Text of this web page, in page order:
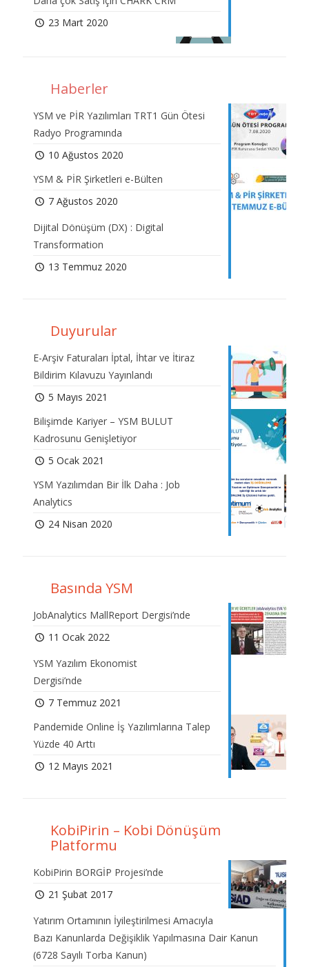
23 Mart 2020
Haberler
YSM ve PİR Yazılımları TRT1 Gün Ötesi
Radyo Programında
10 Ağustos 2020
YSM & PİR Şirketleri e-Bülten
7 Ağustos 2020
Dijital Dönüşüm (DX) : Digital
Transformation
13 Temmuz 2020
Duyurular
E-Arşiv Faturaları İptal, İhtar ve İtiraz
Bildirim Kılavuzu Yayınlandı
5 Mayıs 2021
Bilişimde Kariyer – YSM BULUT
Kadrosunu Genişletiyor
5 Ocak 2021
YSM Yazılımdan Bir İlk Daha : Job
Analytics
24 Nisan 2020
Basında YSM
JobAnalytics MallReport Dergisi’nde
11 Ocak 2022
YSM Yazılım Ekonomist
Dergisi’nde
7 Temmuz 2021
Pandemide Online İş Yazılımlarına Talep
Yüzde 40 Arttı
12 Mayıs 2021
KobiPirin – Kobi Dönüşüm
Platformu
KobiPirin BORGİP Projesi’nde
21 Şubat 2017
Yatırım Ortamının İyileştirilmesi Amacıyla
Bazı Kanunlarda Değişiklik Yapılmasına Dair Kanun
(6728 Sayılı Torba Kanun)